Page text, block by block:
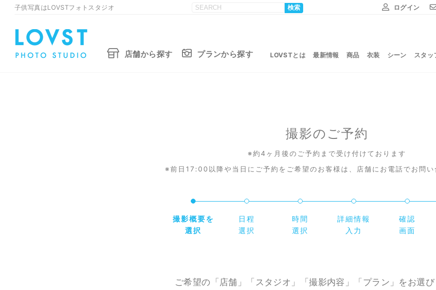
子供写真はLOVSTフォトスタジオ 検索 ログイン
店舗から探す プランから探す LOVSTとは 最新情報 商品 衣装 シーン スタッ
撮影のご予約
※約4ヶ月後のご予約まで受け付けております
※前日17:00以降や当日にご予約をご希望のお客様は、店舗にお電話でお問い
撮影概要を
選択
日程
選択
時間
選択
詳細情報
入力
確認
画面
ご希望の 「店舗」「スタジオ」「撮影内容」「プラン」 をお選び